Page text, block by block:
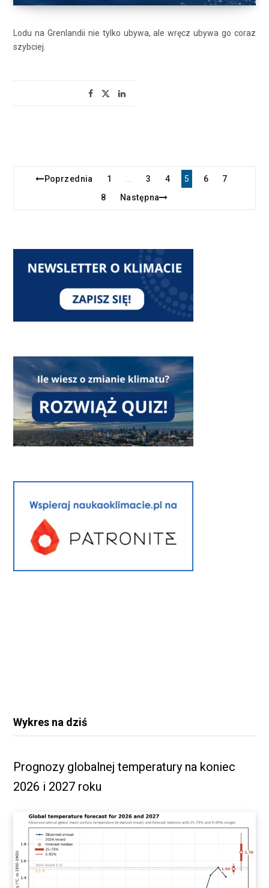
Lodu na Grenlandii nie tylko ubywa, ale wręcz ubywa go coraz
szybciej.
Poprzednia 1 3 4 5 6
7
8
Następna
Wykres na dziś
Prognozy globalnej temperatury na koniec
2026 i 2027 roku